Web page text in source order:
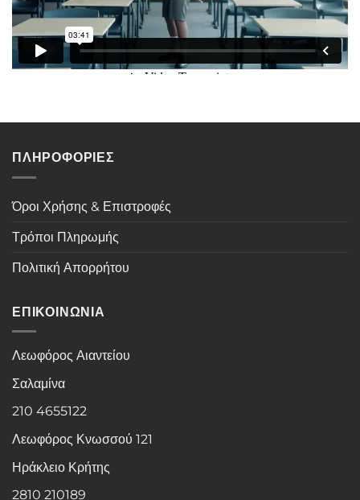
ΠΛΗΡΟΦΟΡΙΕΣ
Όροι Χρήσης & Επιστροφές
Τρόποι Πληρωμής
Πολιτική Απορρήτου
ΕΠΙΚΟΙΝΩΝΙΑ
Λεωφόρος Αιαντείου
Σαλαμίνα
210 4655122
Λεωφόρος Κνωσσού 121
Ηράκλειο Κρήτης
2810 210189